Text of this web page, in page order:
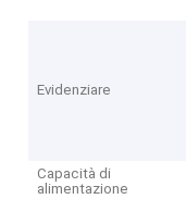
Evidenziare
Capacità di
alimentazione